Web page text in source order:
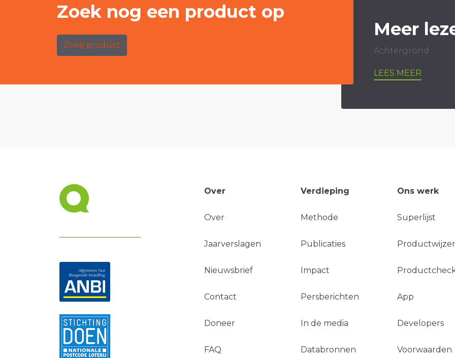
Zoek nog een product op
Zoek product
Meer
Achtergrond
LEES MEER
Over
Over
Jaarverslagen
Nieuwsbrief
Contact
Doneer
FAQ
Verdieping
Methode
Publicaties
Impact
Persberichten
In de media
Databronnen
Ons werk
Superlijst
App
Developers
Voorwaarden